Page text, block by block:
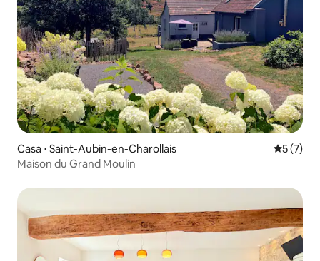
Casa ⋅ Saint-Aubin-en-Charollais 5 de
5 (7)
Maison du Grand Moulin